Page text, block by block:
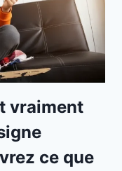
vraiment
ce que